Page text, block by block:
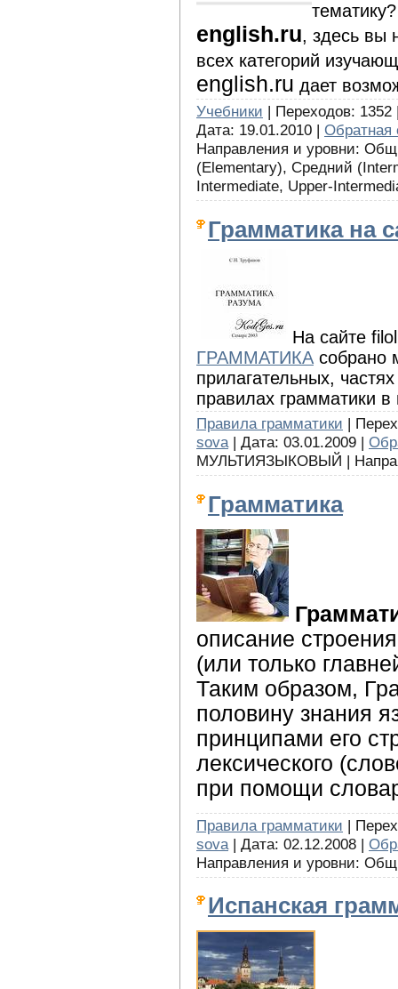
english.ru, здесь вы
всех категорий
english.ru дает
Учебники | Переходов:
Дата: 19.01.2010 | Обратная
Направления и уровни:
(Elementary), Средний
Intermediate, Upper-
Грамматика на
На сайте
ГРАММАТИКА собрано
прилагательных,
правилах грамматики
Правила грамматики |
sova| Дата: 03.01.2009 |
МУЛЬТИЯЗЫКОВЫЙ |
Грамматика
описание
(или только
Таким образом,
половину знания
принципами его
лексического
при помощи
Правила грамматики |
sova | Дата: 02.12.2008 |
Направления и уровни:
Испанская